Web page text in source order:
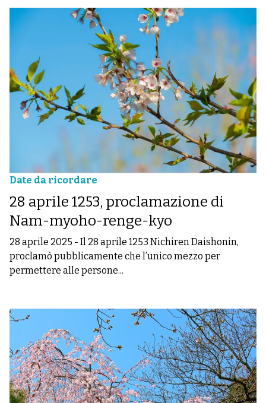
Date da ricordare
28 aprile 1253, proclamazione di
Nam-myoho-renge-kyo
28 aprile 2025 - Il 28 aprile 1253 Nichiren Daishonin,
proclamò pubblicamente che l’unico mezzo per
permettere alle persone...